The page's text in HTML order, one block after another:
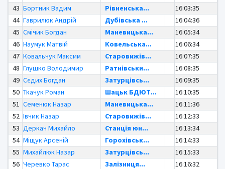
43 Бортник Вадим Рівненська...
16:03:35
44 Гаврилюк Андрій Дубівська ...
16:04:36
45 Смічик Богдан Маневицька...
16:05:34
46 Наумук Матвій Ковельська...
16:06:34
47 Ковальчук Максим Старовижів...
16:07:35
48 Глушко Володимир Ратнівськи...
16:08:35
49 Сєдих Богдан Затурцівсь...
16:09:35
50 Ткачук Роман Шацьк БДЮТ...
16:10:35
51 Семенюк Назар Маневицька...
16:11:36
52 Івчик Назар Старовижів...
16:12:33
53 Деркач Михайло Станція юн...
16:13:34
54 Міщук Арсеній Горохівськ...
16:14:33
55 Михайлюк Назар Затурцівсь...
16:15:33
56 Черевко Тарас Залізниця...
16:16:32